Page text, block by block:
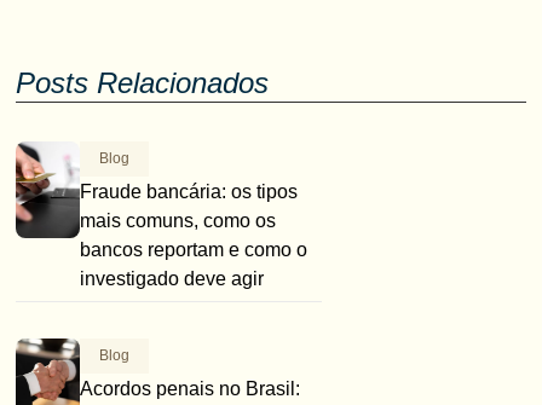
Posts Relacionados
Blog
Fraude bancária: os tipos
mais comuns, como os
bancos reportam e como o
investigado deve agir
Blog
Acordos penais no Brasil: